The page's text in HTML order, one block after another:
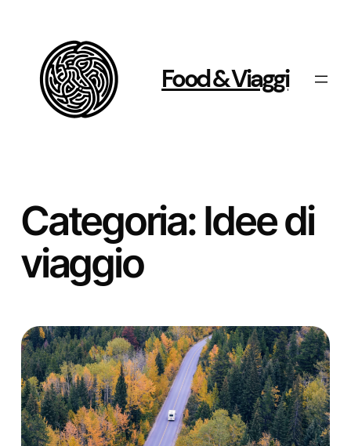
Food & Viaggi
Categoria:Idee di
viaggio